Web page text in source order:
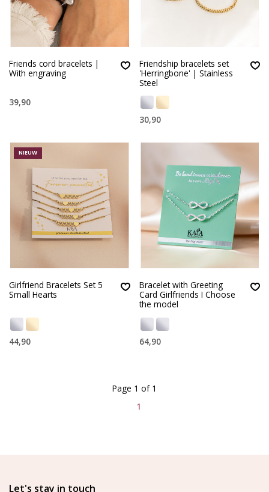
Friends cord bracelets |
With engraving
39,90
Friendship bracelets set
'Herringbone' | Stainless
Steel
30,90
NIEUW
Girlfriend Bracelets Set 5
Small Hearts
44,90
Bracelet with Greeting
Card Girlfriends I Choose
the model
64,90
1
Page 1 of 1
Let's stay in touch